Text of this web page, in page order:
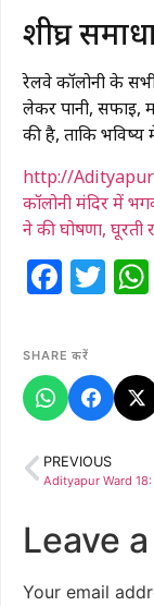
शीघ्र
रेलवे कॉलोनी के सभी
लेकर पानी, सफाई,
की है, ताकि भविष्य
http://
कॉलोनी मंदिर में
ने की घोषणा, घूरती
SHARE करें
PREVIOUS
Leave
Your email